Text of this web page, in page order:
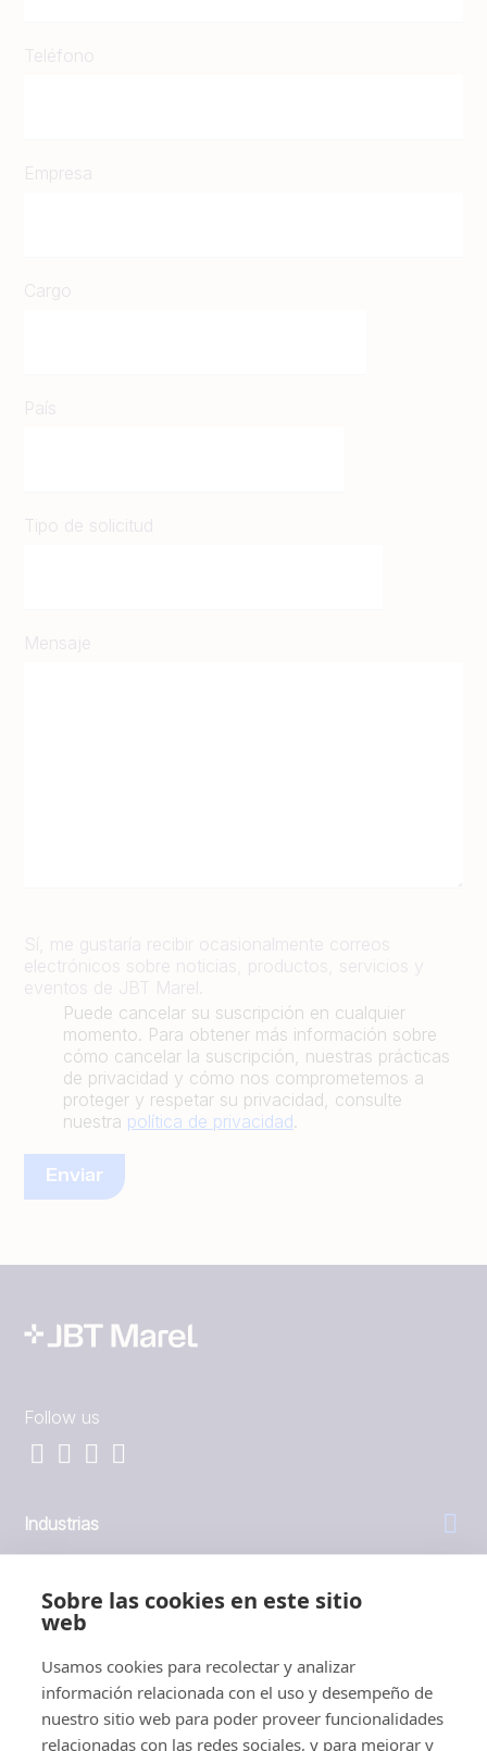
Sobre las cookies en este sitio
web
Usamos cookies para recolectar y analizar
información relacionada con el uso y desempeño de
nuestro sitio web para poder proveer funcionalidades
relacionadas con las redes sociales, y para mejorar y
Teléfono
Empresa
Cargo
País
Tipo de solicitud
Mensaje
Sí, me gustaría recibir ocasionalmente correos
electrónicos sobre noticias, productos, servicios y
eventos de JBT Marel.
Puede cancelar su suscripción en cualquier
momento. Para obtener más información sobre
cómo cancelar la suscripción, nuestras prácticas
de privacidad y cómo nos comprometemos a
proteger y respetar su privacidad, consulte
nuestra política de privacidad.
Follow us
Industrias
Inversores